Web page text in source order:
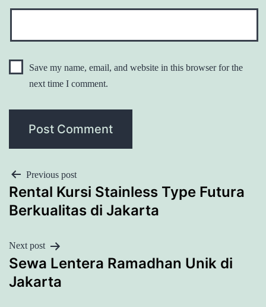
Save my name, email, and website in this browser for the
next time I comment.
POST
NAVIGATION
Previous post
Rental Kursi Stainless Type Futura
Berkualitas di Jakarta
Next post
Sewa Lentera Ramadhan Unik di
Jakarta